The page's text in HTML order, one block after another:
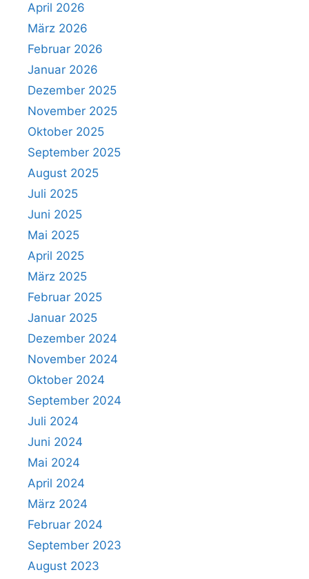
April 2026
März 2026
Februar 2026
Januar 2026
Dezember 2025
November 2025
Oktober 2025
September 2025
August 2025
Juli 2025
Juni 2025
Mai 2025
April 2025
März 2025
Februar 2025
Januar 2025
Dezember 2024
November 2024
Oktober 2024
September 2024
Juli 2024
Juni 2024
Mai 2024
April 2024
März 2024
Februar 2024
September 2023
August 2023